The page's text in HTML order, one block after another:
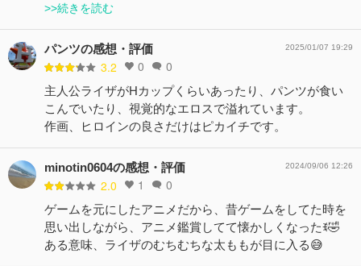
>>続きを読む
パンツの感想・評価
3.2 0 0
2025/01/07 19:29
主人公ライザがHカップくらいあったり、パンツが食い
こんでいたり、視覚的なエロスで溢れています。
作画、ヒロインの良さだけはピカイチです。
minotin0604の感想・評価
2.0 1 0
2024/09/06 12:26
ゲームを元にしたアニメだから、昔ゲームをしてた時を
思い出しながら、アニメ鑑賞してて懐かしくなったꉂ🤣
ある意味、ライザのむちむちな太ももが目に入る😅